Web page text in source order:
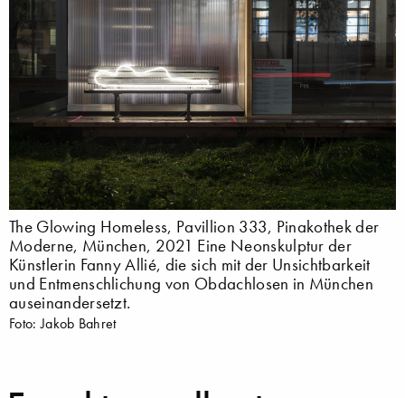
The Glowing Homeless, Pavillion 333, Pinakothek der
Moderne, München, 2021 Eine Neonskulptur der
Künstlerin Fanny Allié, die sich mit der Unsichtbarkeit
und Entmenschlichung von Obdachlosen in München
auseinandersetzt.
Foto: Jakob Bahret